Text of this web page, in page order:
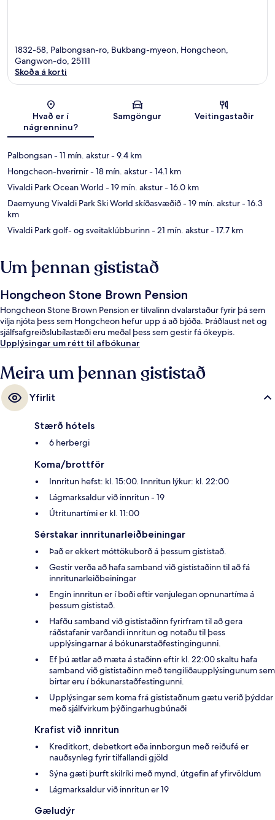
1832-58, Palbongsan-ro, Bukbang-myeon, Hongcheon,
Gangwon-do, 25111
Skoða á korti
Hvað er í
nágrenninu?
Samgöngur Veitingastaðir
Palbongsan- 11 mín. akstur- 9.4 km
Hongcheon-hverirnir- 18 mín. akstur- 14.1 km
Vivaldi Park Ocean World - 19 mín. akstur- 16.0 km
Daemyung Vivaldi Park Ski World skíðasvæðið- 19 mín. akstur- 16.3
km
Vivaldi Park golf- og sveitaklúbburinn- 21 mín. akstur- 17.7 km
Um þennan gististað
Hongcheon Stone Brown Pension
Hongcheon Stone Brown Pension er tilvalinn dvalarstaður fyrir þá sem
vilja njóta þess sem Hongcheon hefur upp á að bjóða. Þráðlaust net og
sjálfsafgreiðslubílastæði eru meðal þess sem gestir fá ókeypis.
Upplýsingar um rétt til afbókunar
Meira um þennan gististað
Yfirlit
Stærð hótels
6 herbergi
Koma/brottför
Innritun hefst: kl. 15:00. Innritun lýkur: kl. 22:00
Lágmarksaldur við innritun - 19
Útritunartími er kl. 11:00
Sérstakar innritunarleiðbeiningar
Það er ekkert móttökuborð á þessum gististað.
Gestir verða að hafa samband við gististaðinn til að fá
innritunarleiðbeiningar
Engin innritun er í boði eftir venjulegan opnunartíma á
þessum gististað.
Hafðu samband við gististaðinn fyrirfram til að gera
ráðstafanir varðandi innritun og notaðu til þess
upplýsingarnar á bókunarstaðfestingingunni.
Ef þú ætlar að mæta á staðinn eftir kl. 22:00 skaltu hafa
samband við gististaðinn með tengiliðaupplýsingunum sem
birtar eru í bókunarstaðfestingunni.
Upplýsingar sem koma frá gististaðnum gætu verið þýddar
með sjálfvirkum þýðingarhugbúnaði
Krafist við innritun
Kreditkort, debetkort eða innborgun með reiðufé er
nauðsynleg fyrir tilfallandi gjöld
Sýna gæti þurft skilríki með mynd, útgefin af yfirvöldum
Lágmarksaldur við innritun er 19
Gæludýr